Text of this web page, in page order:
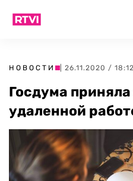
НОВОСТИ | 26.11.2020 / 18:12
Госдума
удаленной